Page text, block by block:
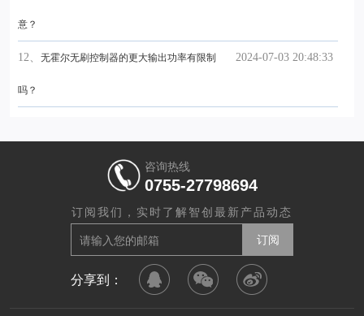
意？
2024-07-03 20:48:33
12、 无霍尔无刷控制器的更大输出功率有限制
吗？
咨询热线
0755-27798694
订阅我们，实时了解智创最新产品动态
分享到：